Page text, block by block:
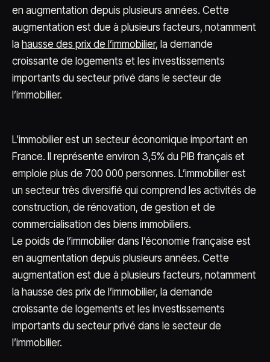
en augmentation depuis plusieurs années. Cette
augmentation est due à plusieurs facteurs, notamment
la hausse des prix de l’immobilier, la demande
croissante de logements et les investissements
importants du secteur privé dans le secteur de
l’immobilier.
L’immobilier est un secteur économique important en
France. Il représente environ 3,5% du PIB français et
emploie plus de 700 000 personnes. L’immobilier est
un secteur très diversifié qui comprend les activités de
construction, de rénovation, de gestion et de
commercialisation des biens immobiliers.
Le poids de l’immobilier dans l’économie française est
en augmentation depuis plusieurs années. Cette
augmentation est due à plusieurs facteurs, notamment
la hausse des prix de l’immobilier, la demande
croissante de logements et les investissements
importants du secteur privé dans le secteur de
l’immobilier.